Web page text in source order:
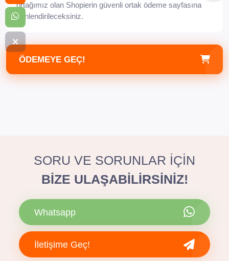
ortağımız olan Shopierin güvenli ortak ödeme sayfasına
yönlendirileceksiniz.
ÖDEMEYE GEÇ!
SORU VE SORUNLAR İÇİN
BİZE ULAŞABİLİRSİNİZ!
Whatsapp
İletişime Geç!